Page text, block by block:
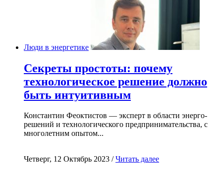
Люди в энергетике
Секреты простоты: почему
технологическое решение должно
быть интуитивным
Константин Феоктистов — эксперт в области энерго-
решений и технологического предпринимательства, с
многолетним опытом...
Четверг, 12 Октябрь 2023 /Читать далее